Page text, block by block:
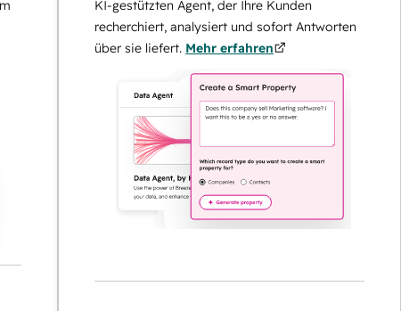
KI-gestützten Agent, der Ihre Kunden
recherchiert, analysiert und sofort Antworten
über sie liefert.Mehr erfahren